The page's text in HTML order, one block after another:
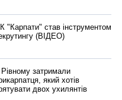
"Карпати" став інструментом
(ВІДЕО)
затримали
який хотів
двох ухилянтів